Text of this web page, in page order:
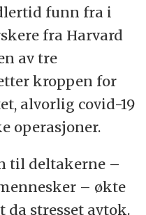
funn fra i
fra Harvard
av tre
kroppen for
alvorlig covid-19
operasjoner.
til deltakerne –
– økte
da stresset avtok.